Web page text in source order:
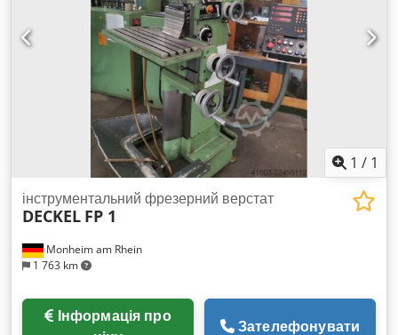
1 / 1
Monheim am Rhein
1 763 km
інструментальний фрезерний верстат
DECKEL FP 1
Зателефонувати